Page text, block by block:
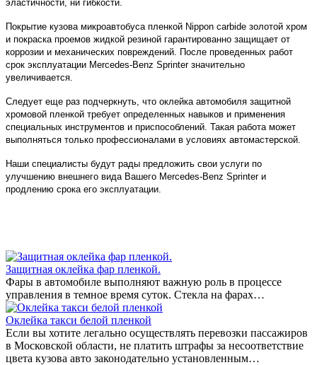
эластичности, ни гибкости.
Покрытие кузова микроавтобуса пленкой Nippon carbide золотой хром
и покраска проемов жидкой резиной гарантированно защищает от
коррозии и механических повреждений. После проведенных работ
срок эксплуатации Mercedes-Benz Sprinter значительно
увеличивается.
Следует еще раз подчеркнуть, что оклейка автомобиля защитной
хромовой пленкой требует определенных навыков и применения
специальных инструментов и приспособлений. Такая работа может
выполняться только профессионалами в условиях автомастерской.
Наши специалисты будут рады предложить свои услуги по
улучшению внешнего вида Вашего Mercedes-Benz Sprinter и
продлению срока его эксплуатации.
Защитная оклейка фар пленкой.
Фары в автомобиле выполняют важную роль в процессе
управления в темное время суток. Стекла на фарах…
Оклейка такси белой пленкой
Если вы хотите легально осуществлять перевозки пассажиров
в Московской области, не платить штрафы за несоответствие
цвета кузова авто законодательно установленным…